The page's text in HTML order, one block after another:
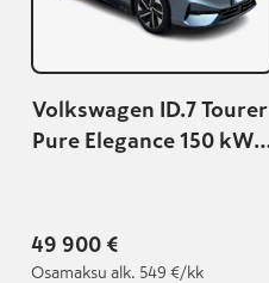
Volkswagen ID.7 Tourer
Pure Elegance 150 kW,
49 900 €
Osamaksu alk. 549 €/kk